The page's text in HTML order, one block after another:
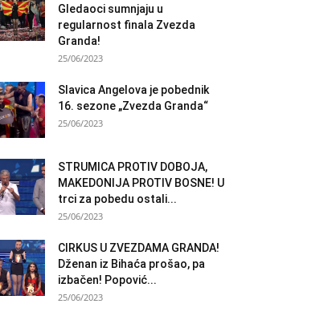
Gledaoci sumnjaju u
regularnost finala Zvezda
Granda!
25/06/2023
Slavica Angelova je pobednik
16. sezone „Zvezda Granda“
25/06/2023
STRUMICA PROTIV DOBOJA,
MAKEDONIJA PROTIV BOSNE! U
trci za pobedu ostali...
25/06/2023
CIRKUS U ZVEZDAMA GRANDA!
Dženan iz Bihaća prošao, pa
izbačen! Popović...
25/06/2023